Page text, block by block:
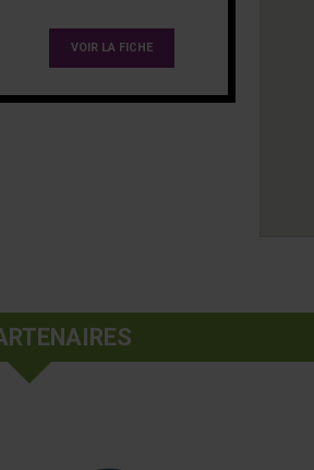
VOIR LA FICHE